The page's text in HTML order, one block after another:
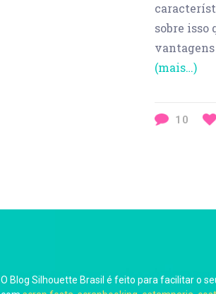
sobre isso
(mais…)
10
O Blog Silhouette Brasil é feito para facilitar o